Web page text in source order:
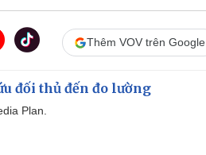
Thêm VOV trên Google
đối thủ đến đo lường
Plan.